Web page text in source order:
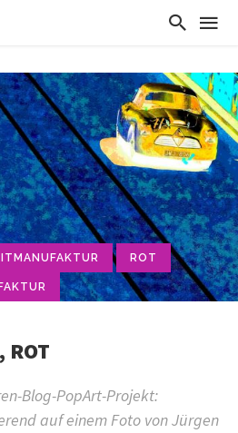
ROT
ROT
Blog-PopArt-Projekt:
auf einem Foto von Jürgen